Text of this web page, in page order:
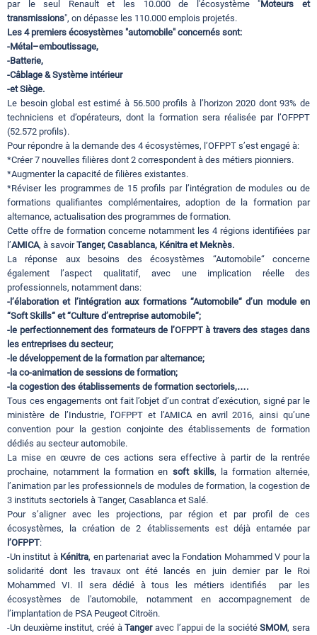
par le seul Renault et les 10.000 de l'écosystème "Moteurs et
transmissions", on dépasse les 110.000 emplois projetés.
Les 4 premiers écosystèmes "automobile" concernés sont:
-Métal–emboutissage,
-Batterie,
-Câblage & Système intérieur
-et Siège.
Le besoin global est estimé à 56.500 profils à l’horizon 2020 dont 93% de
techniciens et d’opérateurs, dont la formation sera réalisée par l’OFPPT
(52.572 profils).
Pour répondre à la demande des 4 écosystèmes, l’OFPPT s’est engagé à:
*Créer 7 nouvelles filières dont 2 correspondent à des métiers pionniers.
*Augmenter la capacité de filières existantes.
*Réviser les programmes de 15 profils par l’intégration de modules ou de
formations qualifiantes complémentaires, adoption de la formation par
alternance, actualisation des programmes de formation.
Cette offre de formation concerne notamment les 4 régions identifiées par
l’AMICA, à savoirTanger, Casablanca, Kénitra et Meknès.
La réponse aux besoins des écosystèmes “Automobile“ concerne
également l’aspect qualitatif, avec une implication réelle des
professionnels, notamment dans:
-l’élaboration et l’intégration aux formations “Automobile“ d’un module en
“Soft Skills“ et “Culture d’entreprise automobile“;
-le perfectionnement des formateurs de l’OFPPT à travers des stages dans
les entreprises du secteur;
-le développement de la formation par alternance;
-la co-animation de sessions de formation;
-la cogestion des établissements de formation sectoriels,….
Tous ces engagements ont fait l’objet d’un contrat d’exécution, signé par le
ministère de l’Industrie, l’OFPPT et l’AMICA en avril 2016, ainsi qu’une
convention pour la gestion conjointe des établissements de formation
dédiés au secteur automobile.
La mise en œuvre de ces actions sera effective à partir de la rentrée
prochaine, notamment la formation en soft skills, la formation alternée,
l’animation par les professionnels de modules de formation, la cogestion de
3 instituts sectoriels à Tanger, Casablanca et Salé.
Pour s’aligner avec les projections, par région et par profil de ces
écosystèmes, la création de 2 établissements est déjà entamée par
l’OFPPT:
-Un institut à Kénitra, en partenariat avec la Fondation Mohammed V pour la
solidarité dont les travaux ont été lancés en juin dernier par le Roi
Mohammed VI. Il sera dédié à tous les métiers identifiés par les
écosystèmes de l'automobile, notamment en accompagnement de
l’implantation de PSA Peugeot Citroën.
-Un deuxième institut, créé àTangeravec l’appui de la sociétéSMOM, sera